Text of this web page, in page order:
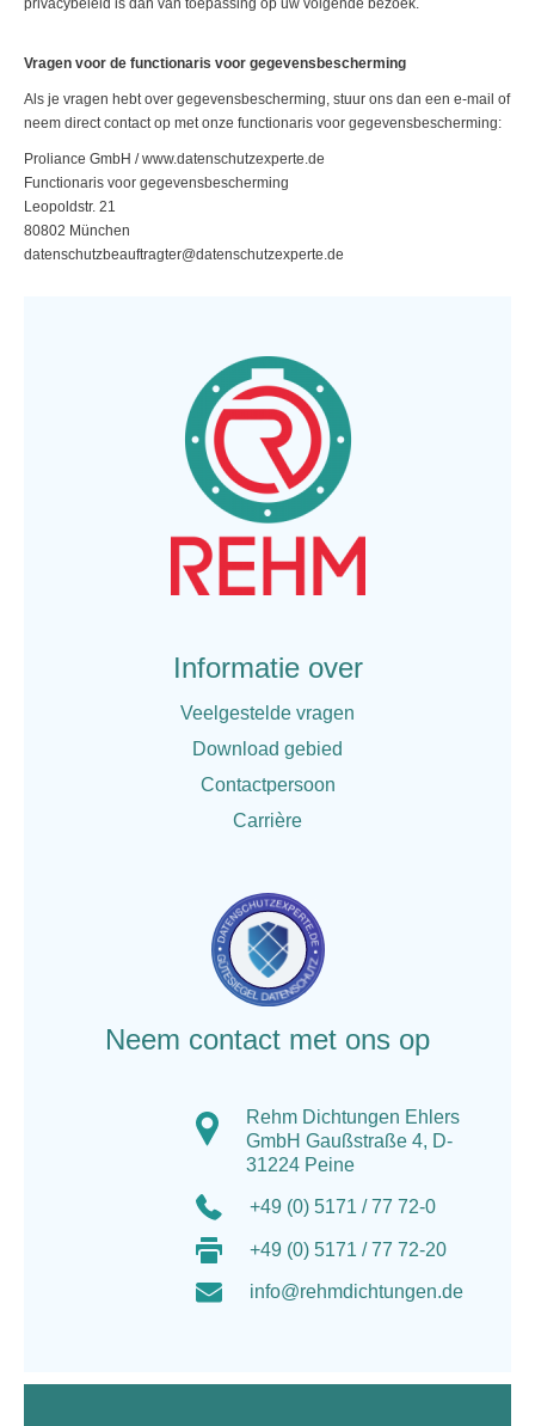
privacybeleid is dan van toepassing op uw volgende bezoek.
Vragen voor de functionaris voor gegevensbescherming
Als je vragen hebt over gegevensbescherming, stuur ons dan een e-mail of
neem direct contact op met onze functionaris voor gegevensbescherming:
Proliance GmbH / www.datenschutzexperte.de
Functionaris voor gegevensbescherming
Leopoldstr. 21
80802 München
datenschutzbeauftragter@datenschutzexperte.de
Informatie over
Veelgestelde vragen
Download gebied
Contactpersoon
Carrière
Neem contact met ons op
Rehm Dichtungen Ehlers
GmbH Gaußstraße 4, D-
31224 Peine
+49 (0) 5171 / 77 72-0
+49 (0) 5171 / 77 72-20
info@rehmdichtungen.de